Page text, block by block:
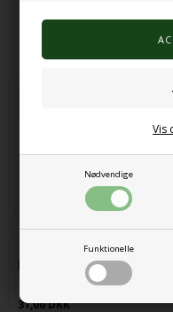
Nødvendige
Funktionelle
Vis
Julekugler i træ, sæt med 4
31,00 DKK